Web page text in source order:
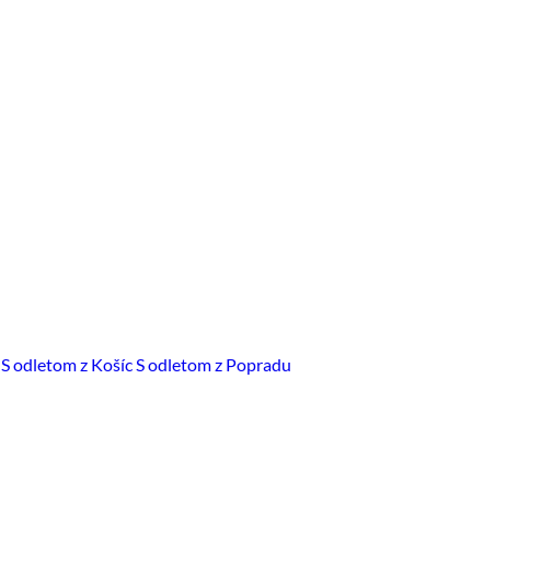
S odletom z KošícS odletom z Popradu